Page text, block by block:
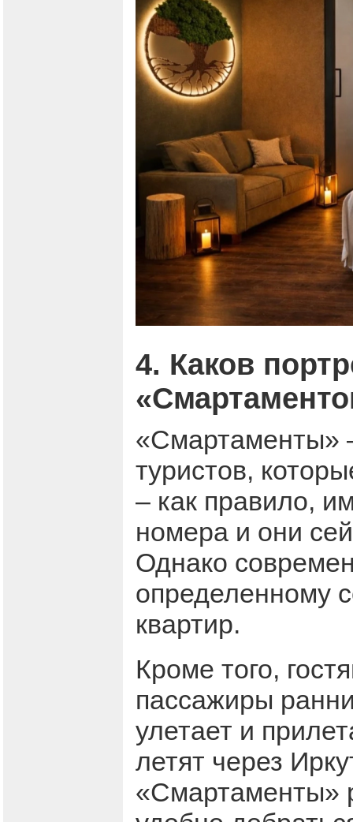
4. Каков
«Смартаменты»
туристов,
– как правило,
номера и они
Однако
определенному
квартир.
Кроме того,
пассажиры
улетает и
летят через
«Смартаменты»